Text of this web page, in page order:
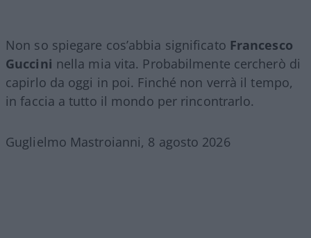
Non so spiegare cos’abbia significato Francesco
Guccini nella mia vita. Probabilmente cercherò di
capirlo da oggi in poi. Finché non verrà il tempo,
in faccia a tutto il mondo per rincontrarlo.
Guglielmo Mastroianni, 8 agosto 2026